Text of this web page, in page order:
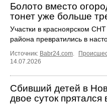
Болото вместо
тонет уже больше
Участки в красноярском
района превратились в
Источник: Babr24.com
14.07.2026
Сбивший детей в
двое суток прятался